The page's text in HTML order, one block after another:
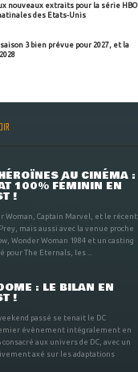
nouveaux extraits pour la série HBO
des Etats-Unis
3 bien prévue pour 2027, et la
AU CINÉMA :
100% FÉMININ EN
!
Woman, Captain Marvel, et le récent
mais aussi avec la venue proche
Wonder Woman 1984 et un casting
pour The Eternals, les ...
: LE BILAN EN
!
passé se tenait le DC
évènement intégralement en
consacré aux univers de DC, avec un
axé sur les adaptations